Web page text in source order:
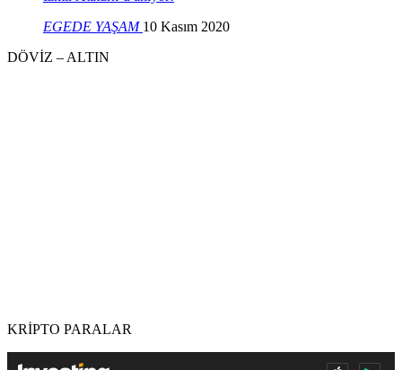
EGEDE YAŞAM 10 Kasım 2020
DÖVİZ – ALTIN
KRİPTO PARALAR